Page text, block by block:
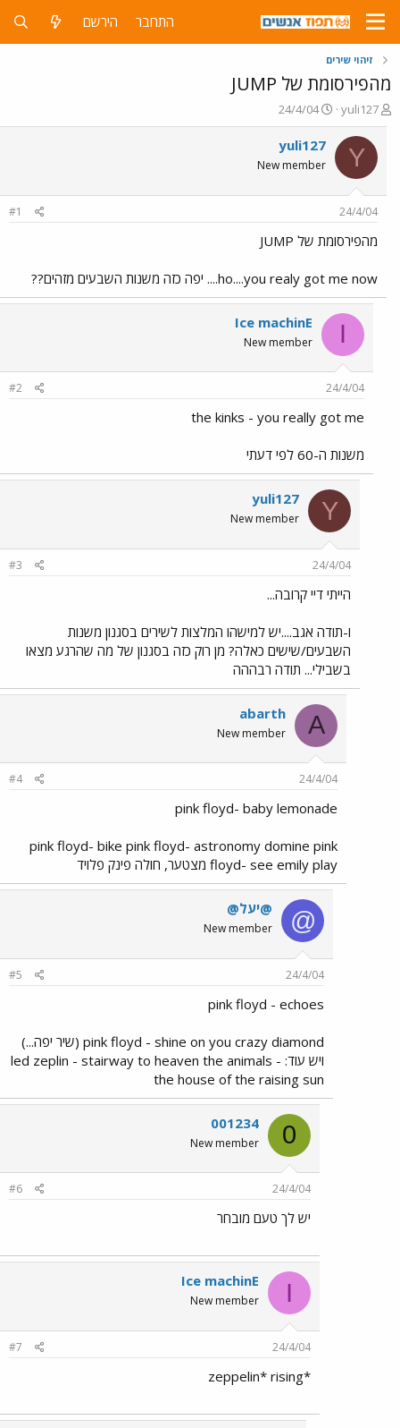
התחבר הירשם
זיהוי שירים
מהפירסומת של JUMP
פ
ו
ת
ח
ה
ש
א
yuli127
פ
ו
ר
ם
ר
24/4/04
Y
yuli127
New member
24/4/04
#1
מהפירסומת של JUMP
ho....you realy got me now.... יפה כזה משנות השבעים מזהים??
I
Ice machinE
New member
24/4/04
#2
the kinks - you really got me
משנות ה-60 לפי דעתי
Y
yuli127
New member
24/4/04
#3
הייתי דיי קרובה...
ו-תודה אגב....יש למישהו המלצות לשירים בסגנון משנות
השבעים/שישים כאלה? מן רוק כזה בסגנון של מה שהרגע מצאו
בשבילי... תודה רבההה
A
abarth
New member
24/4/04
#4
pink floyd- baby lemonade
pink floyd- bike pink floyd- astronomy domine pink
floyd- see emily play מצטער, חולה פינק פלויד
@ @יעל@
New member
24/4/04
#5
pink floyd - echoes
pink floyd - shine on you crazy diamond (שיר יפה...)
ויש עוד: led zeplin - stairway to heaven the animals -
the house of the raising sun
0
001234
New member
24/4/04
#6
יש לך טעם מובחר
I
Ice machinE
New member
24/4/04
#7
*zeppelin* rising